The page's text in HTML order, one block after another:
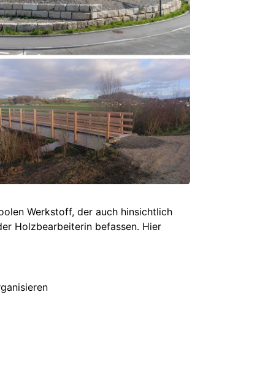
Werkstoff, der auch hinsichtlich
Holzbearbeiterin befassen. Hier